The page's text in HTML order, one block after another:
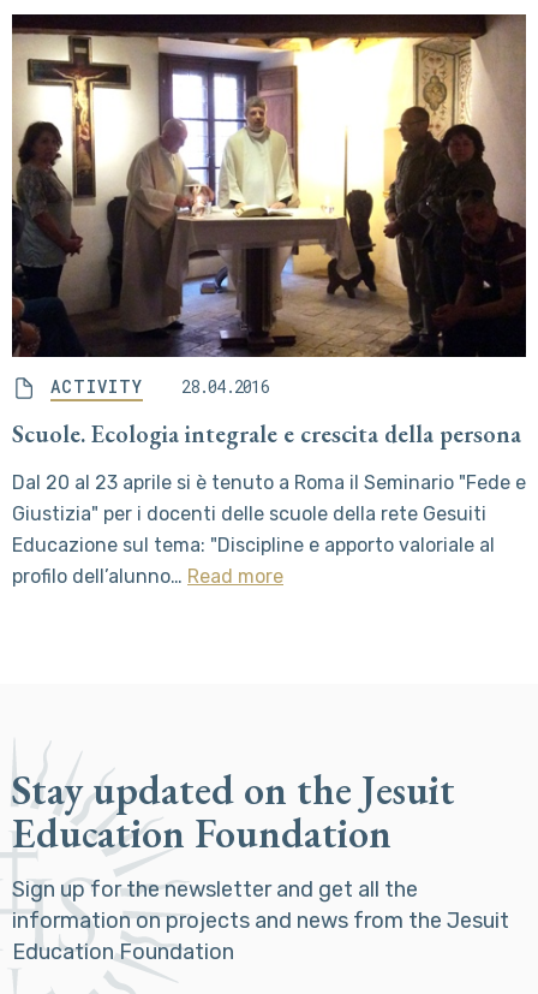
ACTIVITY 28.04.2016
Scuole. Ecologia integrale e crescita della persona
Dal 20 al 23 aprile si è tenuto a Roma il Seminario "Fede e
Giustizia" per i docenti delle scuole della rete Gesuiti
Educazione sul tema: "Discipline e apporto valoriale al
profilo dell’alunno… Read more
Stay updated on the Jesuit
Education Foundation
Sign up for the newsletter and get all the
information on projects and news from the Jesuit
Education Foundation